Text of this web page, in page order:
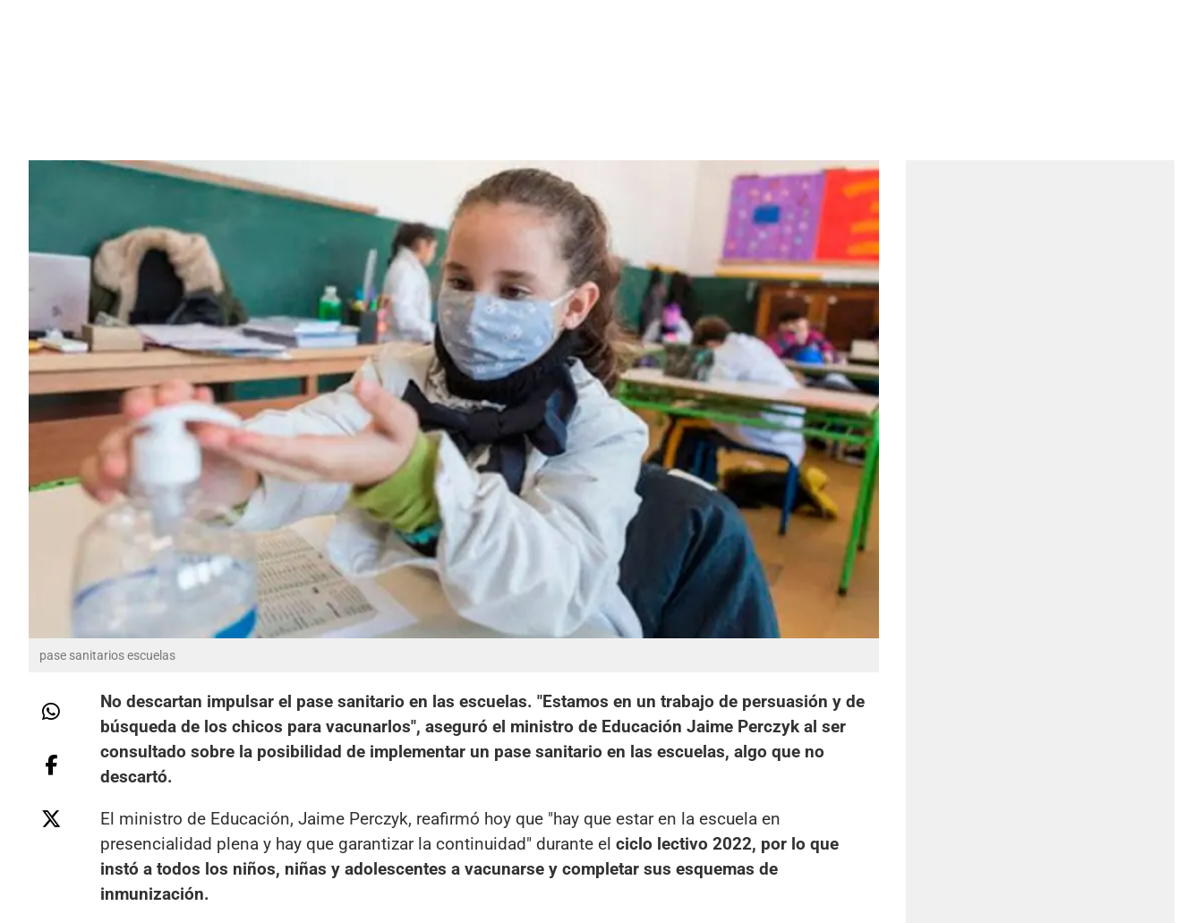
pase sanitarios escuelas
No descartan impulsar el pase sanitario en las escuelas. "Estamos en un trabajo de persuasión y de
búsqueda de los chicos para vacunarlos", aseguró el ministro de Educación Jaime Perczyk al ser
consultado sobre la posibilidad de implementar un pase sanitario en las escuelas, algo que no
descartó.
El ministro de Educación, Jaime Perczyk, reafirmó hoy que "hay que estar en la escuela en
presencialidad plena y hay que garantizar la continuidad" durante el ciclo lectivo 2022, por lo que
instó a todos los niños, niñas y adolescentes a vacunarse y completar sus esquemas de
inmunización.